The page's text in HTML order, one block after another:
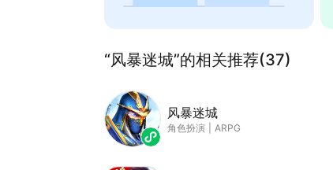
“风暴迷城”的相关推荐(37)
风暴迷城
角色扮演 ARPG